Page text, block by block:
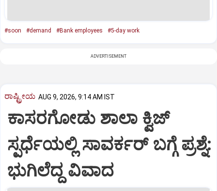
#soon #demand #Bank employees #5-day work
ADVERTISEMENT
ರಾಷ್ಟ್ರೀಯ AUG 9, 2026, 9:14 AM IST
ಕಾಸರಗೋಡು ಶಾಲಾ ಕ್ವಿಜ್‌
ಸ್ಪರ್ಧೆಯಲ್ಲಿ ಸಾವರ್ಕರ್‌ ಬಗ್ಗೆ ಪ್ರಶ್ನೆ:
ಭುಗಿಲೆದ್ದ ವಿವಾದ